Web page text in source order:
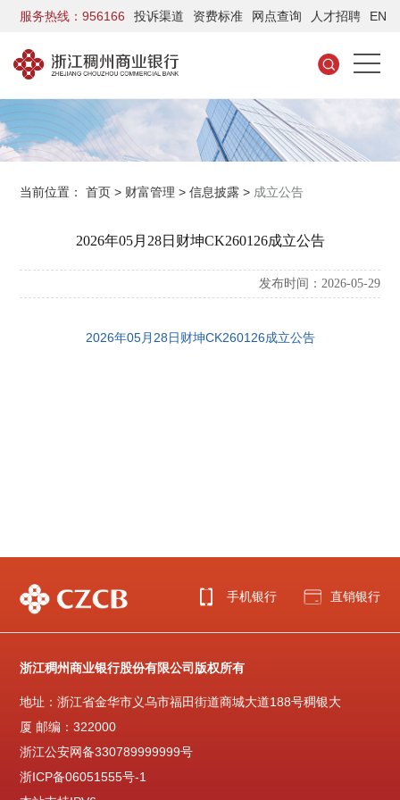
服务热线：956166 投诉渠道 资费标准 网点查询 人才招聘 EN
当前位置：首页 > 财富管理 >信息披露 > 成立公告
2026年05月28日财坤CK260126成立公告
发布时间：2026-05-29
2026年05月28日财坤CK260126成立公告
手机银行 直销银行
浙江稠州商业银行股份有限公司版权所有
地址：浙江省金华市义乌市福田街道商城大道188号稠银大
厦 邮编：322000
浙江公安网备330789999999号
浙ICP备06051555号-1